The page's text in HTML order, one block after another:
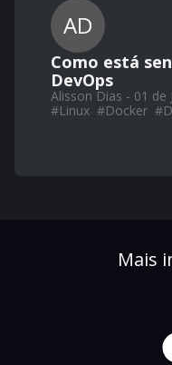
AD
Como está
DevOps
Alisson Dias - 01 de
#Linux #Docker #
Mais